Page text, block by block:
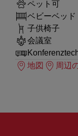
ペット可
ベビーベッド
子供椅子
会議室
地図
周辺